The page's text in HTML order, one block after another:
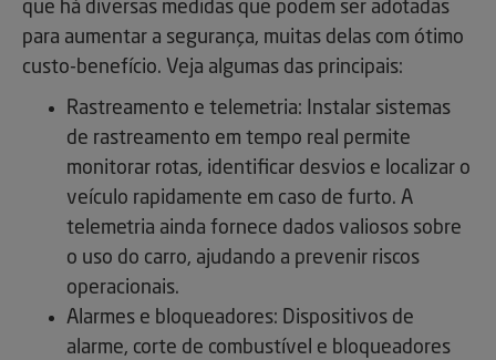
que há diversas medidas que podem ser adotadas
para aumentar a segurança, muitas delas com ótimo
custo-benefício. Veja algumas das principais:
Rastreamento e telemetria: Instalar sistemas
de rastreamento em tempo real permite
monitorar rotas, identificar desvios e localizar o
veículo rapidamente em caso de furto. A
telemetria ainda fornece dados valiosos sobre
o uso do carro, ajudando a prevenir riscos
operacionais.
Alarmes e bloqueadores: Dispositivos de
alarme, corte de combustível e bloqueadores